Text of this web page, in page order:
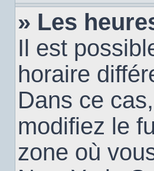
» Les
Il est
horaire
Dans ce
modifiez le
zone où